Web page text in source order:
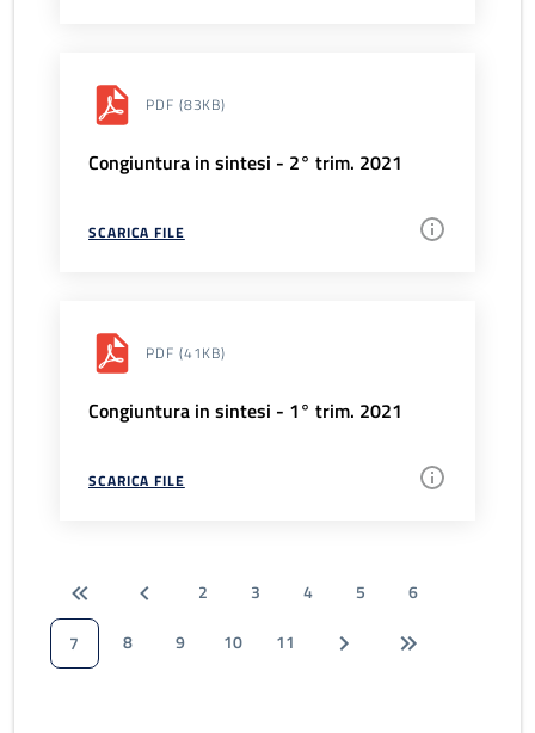
PDF (83KB)
Congiuntura in sintesi - 2° trim. 2021
SCARICA FILE
PDF (41KB)
Congiuntura in sintesi - 1° trim. 2021
SCARICA FILE
2 3 4 5
6
7
8 9 10 11